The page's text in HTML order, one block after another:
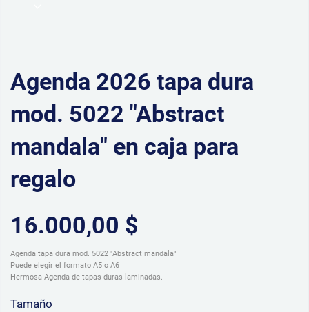
Agenda 2026 tapa dura
mod. 5022 "Abstract
mandala" en caja para
regalo
16.000,00 $
Agenda tapa dura mod. 5022 "Abstract mandala"
Puede elegir el formato A5 o A6
Hermosa Agenda de tapas duras laminadas.
Tamaño